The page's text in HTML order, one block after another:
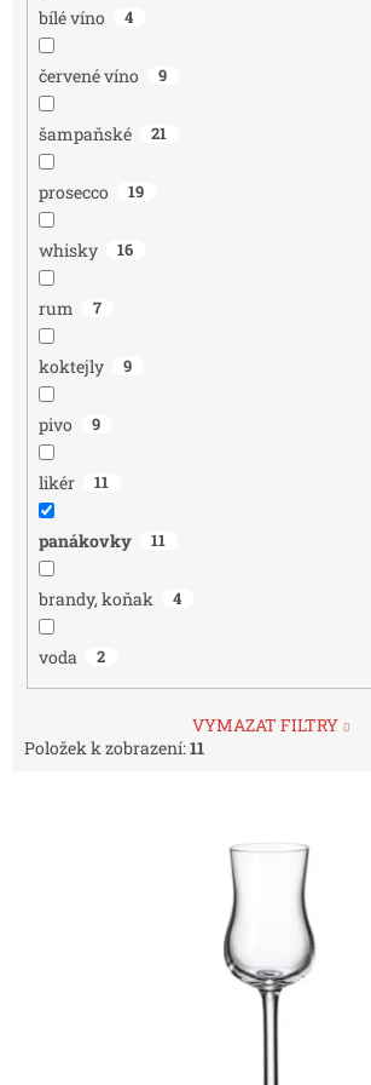
bílé víno 4
červené víno 9
šampaňské 21
prosecco 19
whisky 16
rum 7
koktejly 9
pivo 9
likér 11
panákovky 11
brandy, koňak 4
voda 2
VYMAZAT FILTRY
Položek k zobrazení:11